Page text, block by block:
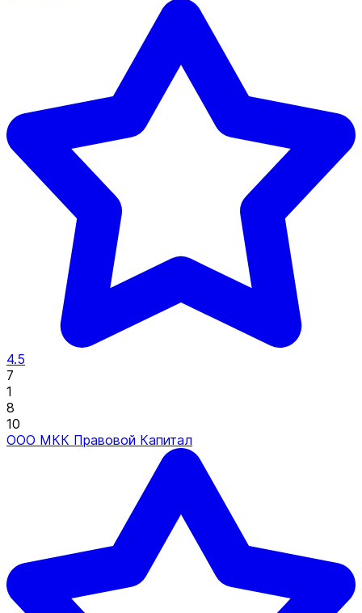
4.5
7
1
8
10
ООО МКК Правовой Капитал